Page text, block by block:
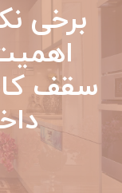
برخی
سقف